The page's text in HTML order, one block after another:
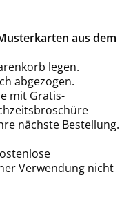
aus dem
legen.
abgezogen.
mit Gratis-
nächste Bestellung.
Verwendung nicht